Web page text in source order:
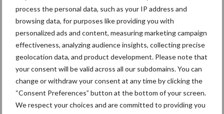
process the personal data, such as your IP address and
browsing data, for purposes like providing you with
personalized ads and content, measuring marketing campaign
effectiveness, analyzing audience insights, collecting precise
geolocation data, and product development. Please note that
your consent will be valid across all our subdomains. You can
change or withdraw your consent at any time by clicking the
“Consent Preferences” button at the bottom of your screen.
We respect your choices and are committed to providing you
Thema's Vakpartners
Coronavirus UVC